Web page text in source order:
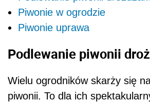
Piwonie w ogrodzie
Piwonie uprawa
Podlewanie piwonii
Wielu ogrodników skarży się
piwonii. To dla ich